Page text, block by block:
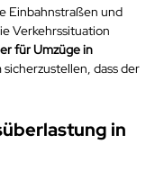
Einbahnstraßen und
Verkehrssituation
für Umzüge in
dass der
in